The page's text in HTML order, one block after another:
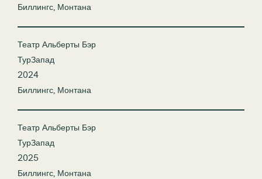
Биллингс, Монтана
Театр Альберты Бэр
ТурЗапад
2024
Биллингс, Монтана
Театр Альберты Бэр
ТурЗапад
2025
Биллингс, Монтана